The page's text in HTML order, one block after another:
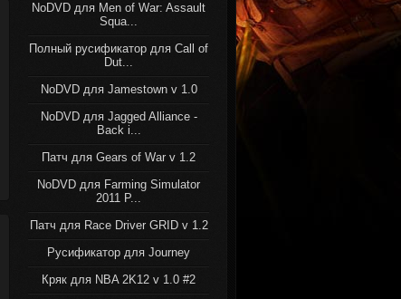
NoDVD для Men of War: Assault
Squa...
Полный русификатор для Call of
Dut...
NoDVD для Jamestown v 1.0
NoDVD для Jagged Alliance -
Back i...
Патч для Gears of War v 1.2
NoDVD для Farming Simulator
2011 P...
Патч для Race Driver GRID v 1.2
Русификатор для Journey
Кряк для NBA 2K12 v 1.0 #2